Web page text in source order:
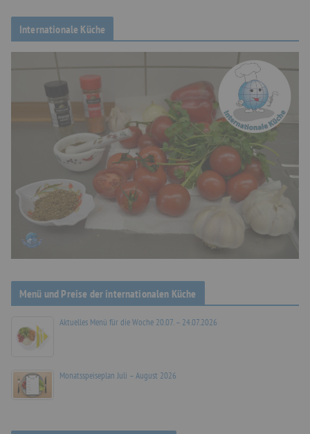
Internationale Küche
Menü und Preise der internationalen Küche
Aktuelles Menü für die Woche 20.07. – 24.07.2026
Monatsspeiseplan Juli – August 2026